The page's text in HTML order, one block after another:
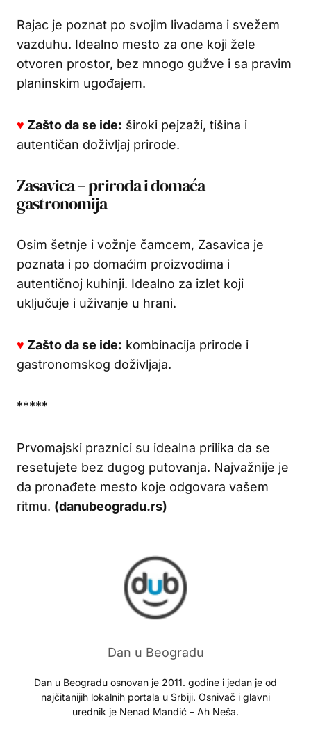
Rajac je poznat po svojim livadama i svežem
vazduhu. Idealno mesto za one koji žele
otvoren prostor, bez mnogo gužve i sa pravim
planinskim ugođajem.
♥ Zašto da se ide: široki pejzaži, tišina i
autentičan doživljaj prirode.
Zasavica – priroda i domaća
gastronomija
Osim šetnje i vožnje čamcem, Zasavica je
poznata i po domaćim proizvodima i
autentičnoj kuhinji. Idealno za izlet koji
uključuje i uživanje u hrani.
♥ Zašto da se ide: kombinacija prirode i
gastronomskog doživljaja.
*****
Prvomajski praznici su idealna prilika da se
resetujete bez dugog putovanja. Najvažnije je
da pronađete mesto koje odgovara vašem
ritmu. (danubeogradu.rs)
Dan u Beogradu
Dan u Beogradu osnovan je 2011. godine i jedan je od
najčitanijih lokalnih portala u Srbiji. Osnivač i glavni
urednik je Nenad Mandić – Ah Neša.